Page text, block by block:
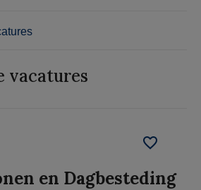
vacatures
en Dagbesteding